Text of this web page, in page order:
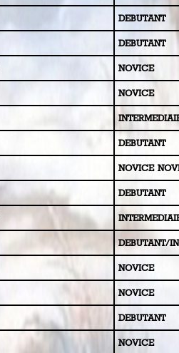
DEBUTANT
DEBUTANT
NOVICE
NOVICE
DEBUTANT
NOVICE
DEBUTANT
DEBUTANT/
NOVICE
NOVICE
DEBUTANT
NOVICE